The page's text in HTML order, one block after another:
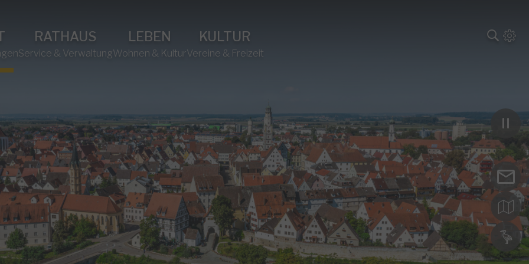
RATHAUS
Service & Verwaltung
LEBEN
Wohnen & Kultur
KULTUR
Vereine & Freizeit